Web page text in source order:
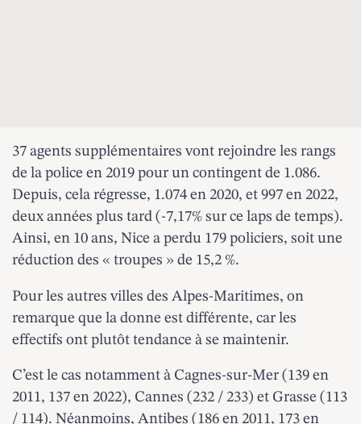
37 agents supplémentaires vont rejoindre les rangs
de la police en 2019 pour un contingent de 1.086.
Depuis, cela régresse, 1.074 en 2020, et 997 en 2022,
deux années plus tard (-7,17% sur ce laps de temps).
Ainsi, en 10 ans, Nice a perdu 179 policiers, soit une
réduction des « troupes » de 15,2 %.
Pour les autres villes des Alpes-Maritimes, on
remarque que la donne est différente, car les
effectifs ont plutôt tendance à se maintenir.
C’est le cas notamment à Cagnes-sur-Mer (139 en
2011, 137 en 2022), Cannes (232 / 233) et Grasse (113
/ 114). Néanmoins, Antibes (186 en 2011, 173 en